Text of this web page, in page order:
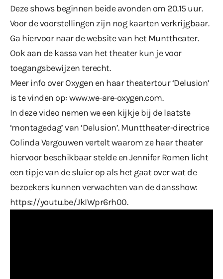
Deze shows beginnen beide avonden om 20.15 uur.
Voor de voorstellingen zijn nog kaarten verkrijgbaar.
Ga hiervoor naar dewebsite van het Munttheater.
Ook aan de kassa van het theater kun je voor
toegangsbewijzen terecht.
Meer info over Oxygen en haar theatertour ‘Delusion’
is te vinden op: www.we-are-oxygen.com.
In deze video nemen we een kijkje bij de laatste
‘montagedag’ van ‘Delusion’. Munttheater-directrice
Colinda Vergouwen vertelt waarom ze haar theater
hiervoor beschikbaar stelde en Jennifer Romen licht
een tipje van de sluier op als het gaat over wat de
bezoekers kunnen verwachten van de dansshow:
https://youtu.be/JkIWpr6rh00.